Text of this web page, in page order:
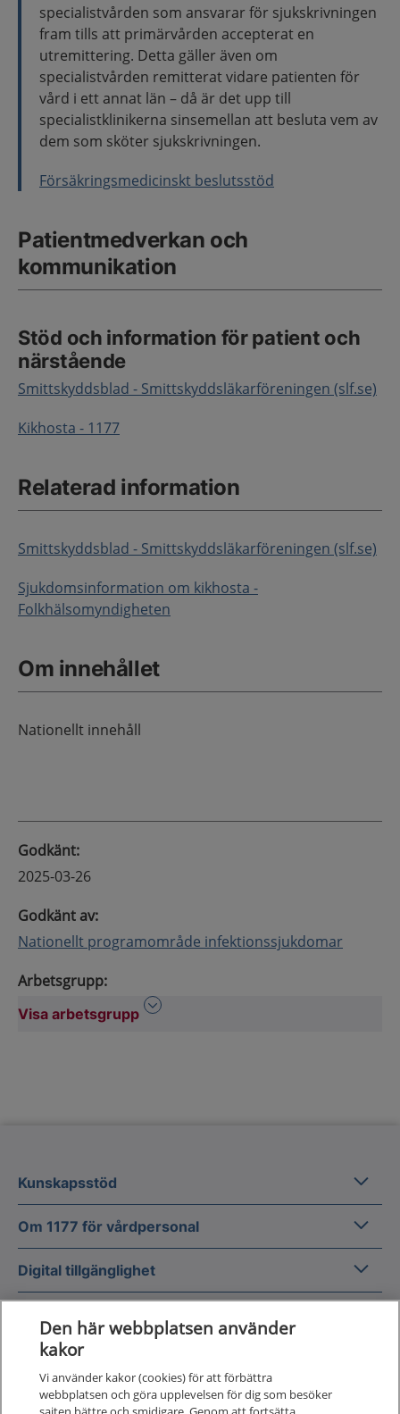
specialistvården som ansvarar för sjukskrivningen
fram tills att primärvården accepterat en
utremittering. Detta gäller även om
specialistvården remitterat vidare patienten för
vård i ett annat län – då är det upp till
specialistklinikerna sinsemellan att besluta vem av
dem som sköter sjukskrivningen.
Försäkringsmedicinskt beslutsstöd
Patientmedverkan och
kommunikation
Stöd och information för patient och
närstående
Smittskyddsblad - Smittskyddsläkarföreningen (slf.se)
Kikhosta - 1177
Relaterad information
Smittskyddsblad - Smittskyddsläkarföreningen (slf.se)
Sjukdomsinformation om kikhosta -
Folkhälsomyndigheten
Om innehållet
Nationellt innehåll
Godkänt:
2025-03-26
Godkänt av:
Nationellt programområde infektionssjukdomar
Arbetsgrupp:
Visa arbetsgrupp Visa arbetsgrupp
Kunskapsstöd
Om 1177 för vårdpersonal Om
Digital tillgänglighet Digital
Till startsidan för 1177 för
för vårdpersonal
Den här webbplatsen använder
kakor
Vi använder kakor (cookies) för att förbättra
webbplatsen och göra upplevelsen för dig som besöker